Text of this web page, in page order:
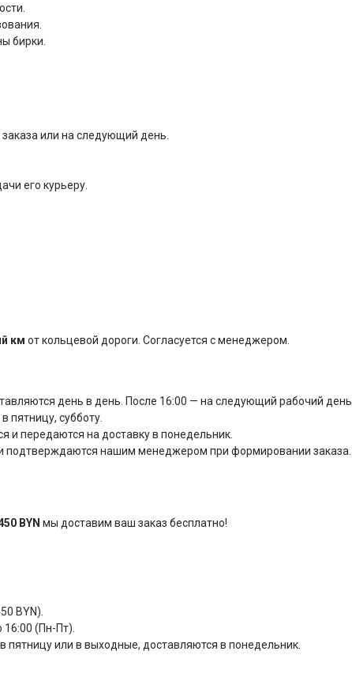
бирки.
или на следующий день.
его курьеру.
км от кольцевой дороги. Согласуется с менеджером.
день в день. После 16:00 — на следующий рабочий день.
пятницу, субботу.
и передаются на доставку в понедельник.
подтверждаются нашим менеджером при формировании заказа.
BYN мы доставим ваш заказ бесплатно!
BYN).
(Пн-Пт).
или в выходные, доставляются в понедельник.